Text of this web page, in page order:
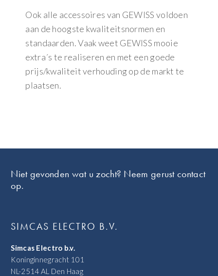
Ook alle accessoires van GEWISS voldoen
aan de hoogste kwaliteitsnormen en
standaarden. Vaak weet GEWISS mooie
extra´s te realiseren en met een goede
prijs/kwaliteit verhouding op de markt te
plaatsen.
Niet gevonden wat u zocht? Neem gerust contact
op.
SIMCAS ELECTRO B.V.
Simcas Electro b.v.
Koninginnegracht 101
NL-2514 AL Den Haag